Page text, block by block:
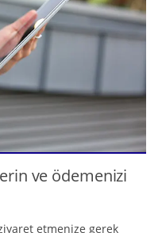
ve ödemenizi
etmenize gerek